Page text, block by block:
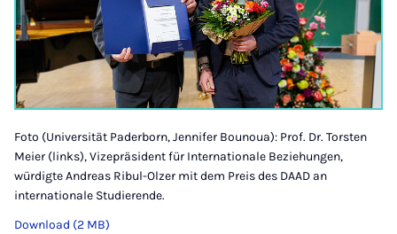
Foto (Universität Paderborn, Jennifer Bounoua): Prof. Dr. Torsten
Meier (links), Vizepräsident für Internationale Beziehungen,
würdigte Andreas Ribul-Olzer mit dem Preis des DAAD an
internationale Studierende.
Download (2 MB)